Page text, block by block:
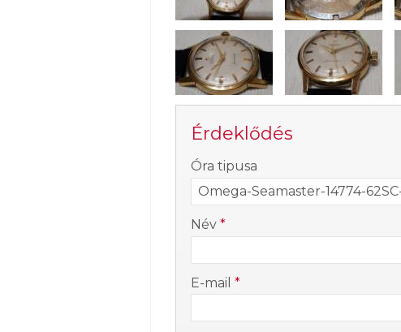
Érdeklődés
Óra tipusa
Név *
E-mail *